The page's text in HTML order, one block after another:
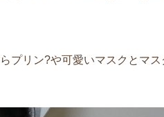
プリン?や可愛いマスクとマ